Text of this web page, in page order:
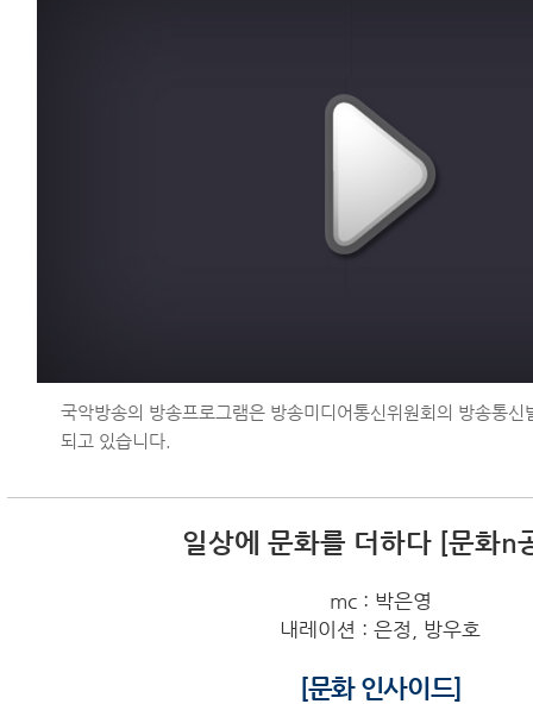
국악방송의 방송프로그램은 방송미디어통신위원회의 방송통
되고 있습니다.
일상에 문화를 더하다 [문화n
mc : 박은영
내레이션 : 은정 , 방우호
[문화 인사이드]